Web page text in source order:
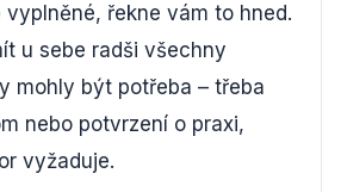
vyplněné, řekne vám to hned.
u sebe radši všechny
mohly být potřeba – třeba
nebo potvrzení o praxi,
vyžaduje.